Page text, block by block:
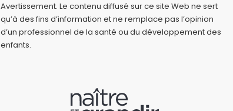
Avertissement. Le contenu diffusé sur ce site Web ne sert
qu’à des fins d’information et ne remplace pas l’opinion
d’un professionnel de la santé ou du développement des
enfants.